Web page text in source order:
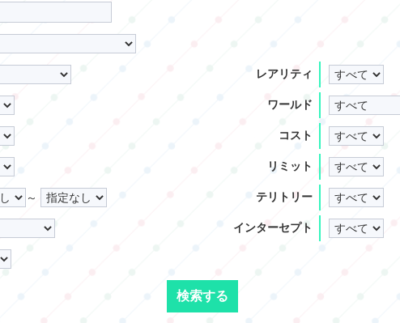
レアリティ
ワールド
コスト
リミット
～ テリトリー
インターセプト